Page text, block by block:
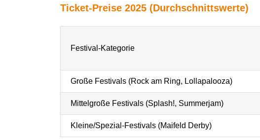
Ticket-Preise 2025 (Durchschnittswerte)
Festival-Kategorie
Große Festivals (Rock am Ring, Lollapalooza)
Mittelgroße Festivals (Splash!, Summerjam)
Kleine/Spezial-Festivals (Maifeld Derby)